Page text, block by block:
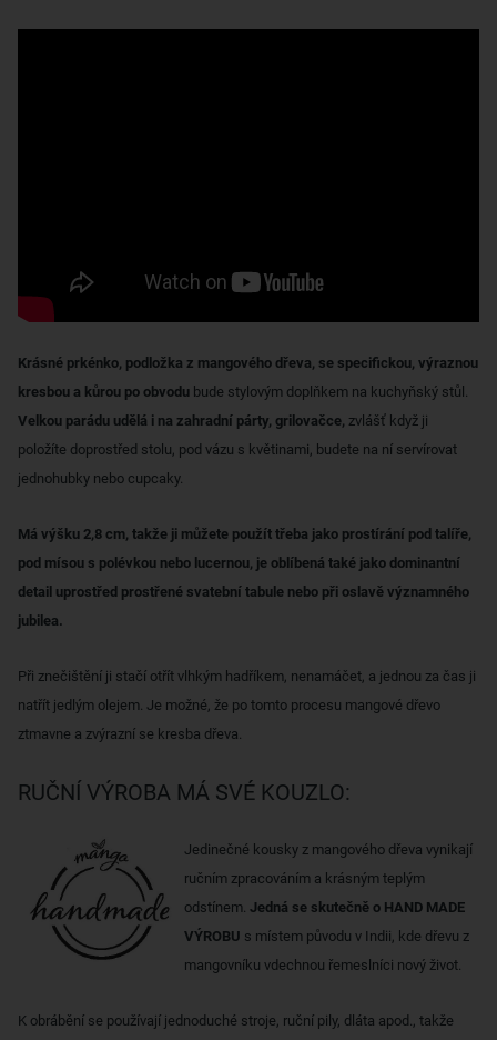
Krásné prkénko, podložka z mangového dřeva, se specifickou, výraznou
kresbou a kůrou po obvodu bude stylovým doplňkem na kuchyňský stůl.
Velkou parádu udělá i na zahradní párty, grilovačce, zvlášť když ji
položíte doprostřed stolu, pod vázu s květinami, budete na ní servírovat
jednohubky nebo cupcaky.
Má výšku 2,8 cm, takže ji můžete použít třeba jako prostírání pod talíře,
pod mísou s polévkou nebo lucernou, je oblíbená také jako dominantní
detail uprostřed prostřené svatební tabule nebo při oslavě významného
jubilea.
Při znečištění ji stačí otřít vlhkým hadříkem, nenamáčet, a jednou za čas ji
natřít jedlým olejem. Je možné, že po tomto procesu mangové dřevo
ztmavne a zvýrazní se kresba dřeva.
RUČNÍ VÝROBA MÁ SVÉ KOUZLO:
Jedinečné kousky z mangového dřeva vynikají
ručním zpracováním a krásným teplým
odstínem. Jedná se skutečně o HAND MADE
VÝROBU s místem původu v Indii, kde dřevu z
mangovníku vdechnou řemeslníci nový život.
K obrábění se používají jednoduché stroje, ruční pily, dláta apod., takže